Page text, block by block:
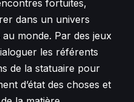
fortuites,
dans un univers
monde. Par des jeux
les référents
de la statuaire pour
d’état des choses et